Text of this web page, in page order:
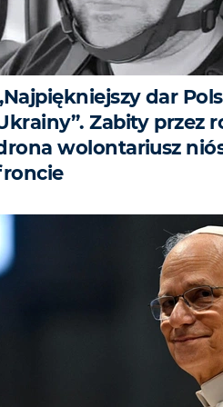
dar
Zabity przez
wolontariusz